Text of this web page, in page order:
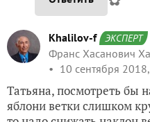
Khalilov-f ЭКСПЕРТ
Франс Хасанович
10 сентября
Татьяна, посмотреть бы
яблони ветки слишком